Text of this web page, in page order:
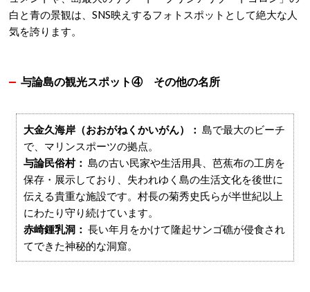
白と青の景観は、SNS映えするフォトスポットとして絶大な人
気を誇ります。
与論島の観光スポット④ その他の名所
大金久海岸（おおがねくかいがん）： 島で最大のビーチ
で、マリンスポーツの拠点。
与論民俗村： 島の古い民家や生活用具、芭蕉布の工房を
保存・展示しており、失われゆく島の生活文化を後世に
伝える貴重な施設です。村長の菊秀史氏らが半世紀以上
にわたり守り続けています。
赤崎鍾乳洞： 長い年月をかけて隆起サンゴ礁が侵食され
てできた神秘的な洞窟。